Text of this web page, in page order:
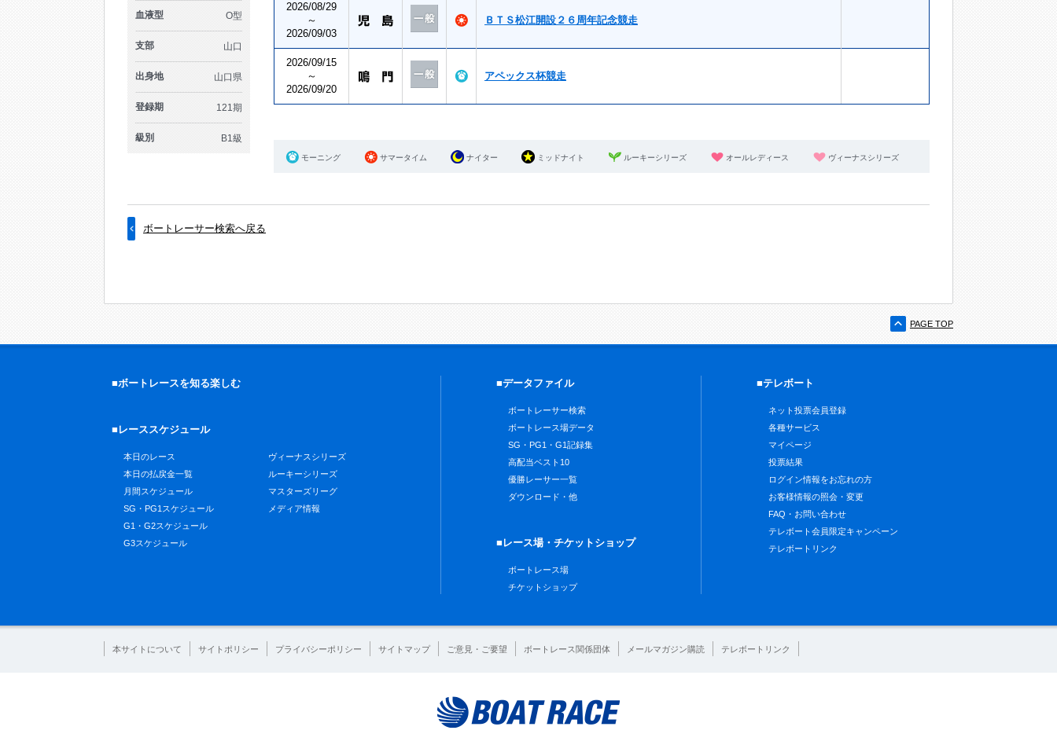
血液型 O型
支部 山口
出身地 山口県
登録期 121期
級別 B1級
2026/08/29
～
2026/09/03
ＢＴＳ松江開設２６周年記念競走
2026/09/15
～
2026/09/20
アペックス杯競走
モーニング サマータイム ナイター ミッドナイト ルーキーシリーズ オールレディース ヴィーナスシリーズ
ボートレーサー検索へ戻る
PAGE TOP
■ボートレースを知る楽しむ
■レーススケジュール
本日のレース
本日の払戻金一覧
月間スケジュール
SG・PG1スケジュール
G1・G2スケジュール
G3スケジュール
ヴィーナスシリーズ
ルーキーシリーズ
マスターズリーグ
メディア情報
■データファイル
ボートレーサー検索
ボートレース場データ
SG・PG1・G1記録集
高配当ベスト10
優勝レーサー一覧
ダウンロード・他
■レース場・チケットショップ
ボートレース場
チケットショップ
■テレボート
ネット投票会員登録
各種サービス
マイページ
投票結果
ログイン情報をお忘れの方
お客様情報の照会・変更
FAQ・お問い合わせ
テレボート会員限定キャンペーン
テレボートリンク
本サイトについて サイトポリシー プライバシーポリシー サイトマップ ご意見・ご要望 ボートレース関係団体 メールマガジン購読 テレボートリンク